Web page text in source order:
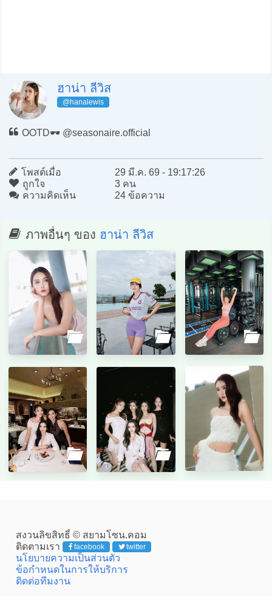
ฮาน่า ลีวิส
@hanalewis
OOTD🕶️ @seasonaire.official
โพสต์เมื่อ
29 มี.ค. 69 - 19:17:26
ถูกใจ
3 คน
ความคิดเห็น
24 ข้อความ
ภาพอื่นๆ ของ ฮาน่า ลีวิส
สงวนลิขสิทธิ์ © สยามโซน.คอม
ติดตามเรา
facebook twitter
นโยบายความเป็นส่วนตัว
ข้อกำหนดในการให้บริการ
ติดต่อทีมงาน